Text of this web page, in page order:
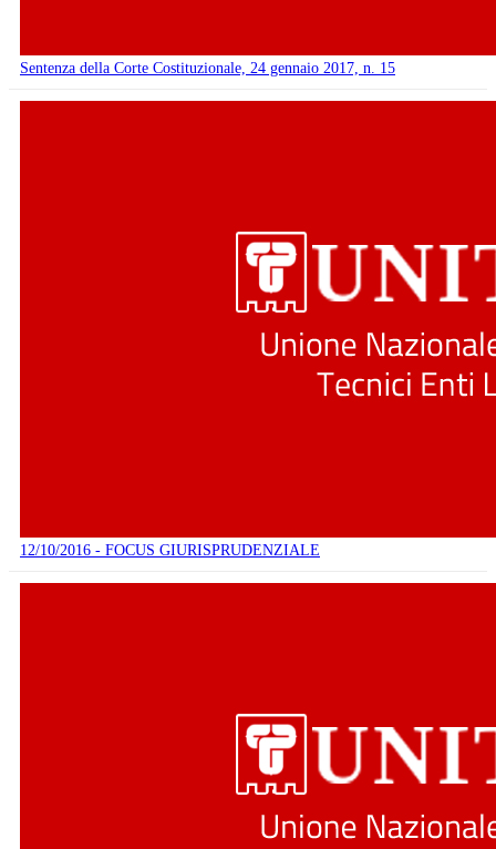
Sentenza della Corte Costituzionale, 24 gennaio 2017, n. 15
12/10/2016 - FOCUS GIURISPRUDENZIALE